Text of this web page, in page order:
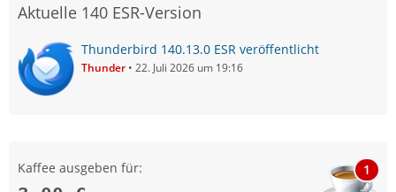
Aktuelle 140 ESR-Version
Thunderbird 140.13.0 ESR veröffentlicht
Thunder 22. Juli 2026 um 19:16
Kaffee ausgeben für: 1